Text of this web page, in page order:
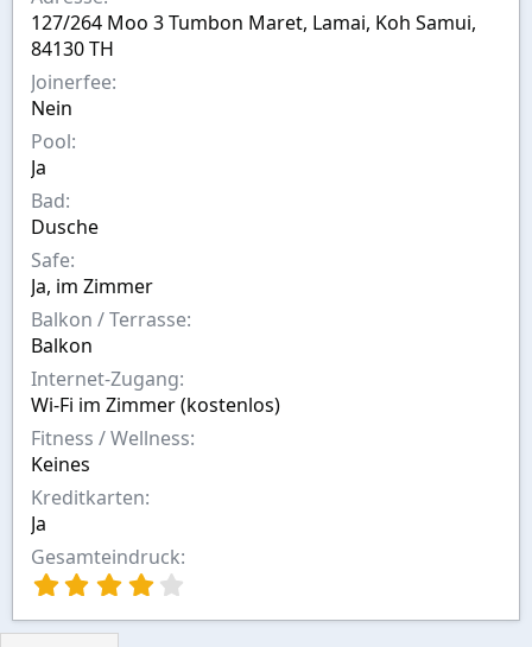
t
e
l
l
t
v
o
w
a
127/264 Moo 3 Tumbon Maret, Lamai, Koh Samui,
84130 TH
Joinerfee
Nein
Pool
Ja
Bad
Dusche
Safe
Ja, im Zimmer
Balkon / Terrasse
Balkon
Internet-Zugang
Wi-Fi im Zimmer (kostenlos)
Fitness / Wellness
Keines
Kreditkarten
Ja
Gesamteindruck
0